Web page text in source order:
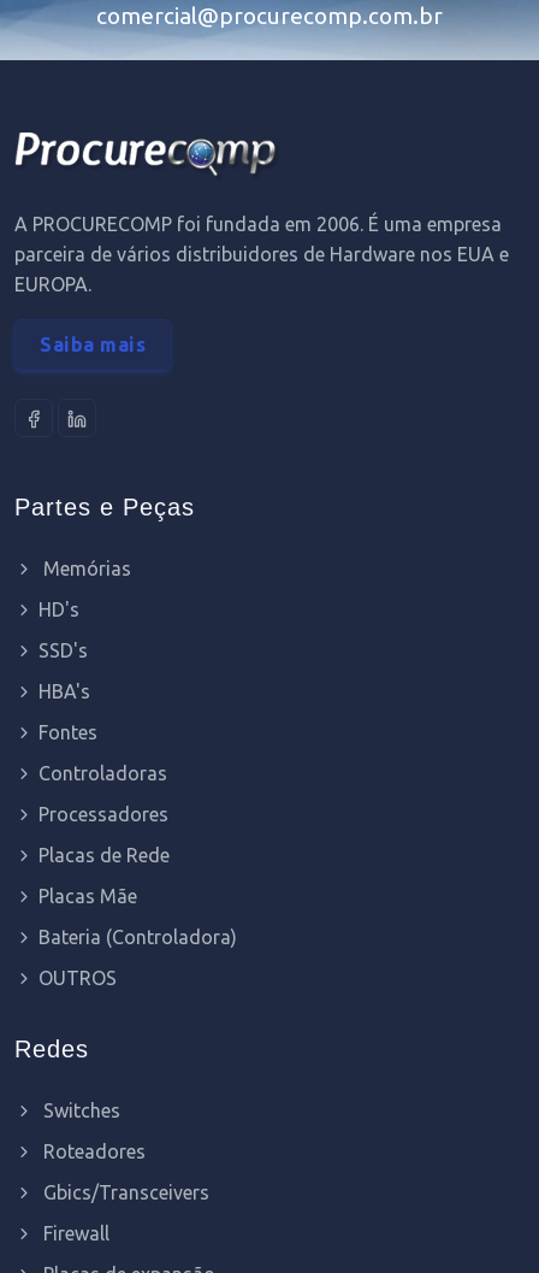
comercial@procurecomp.com.br
A PROCURECOMP foi fundada em 2006. É uma empresa
parceira de vários distribuidores de Hardware nos EUA e
EUROPA.
Saiba mais
Partes e Peças
Memórias
HD's
SSD's
HBA's
Fontes
Controladoras
Processadores
Placas de Rede
Placas Mãe
Bateria (Controladora)
OUTROS
Redes
Switches
Roteadores
Gbics/Transceivers
Firewall